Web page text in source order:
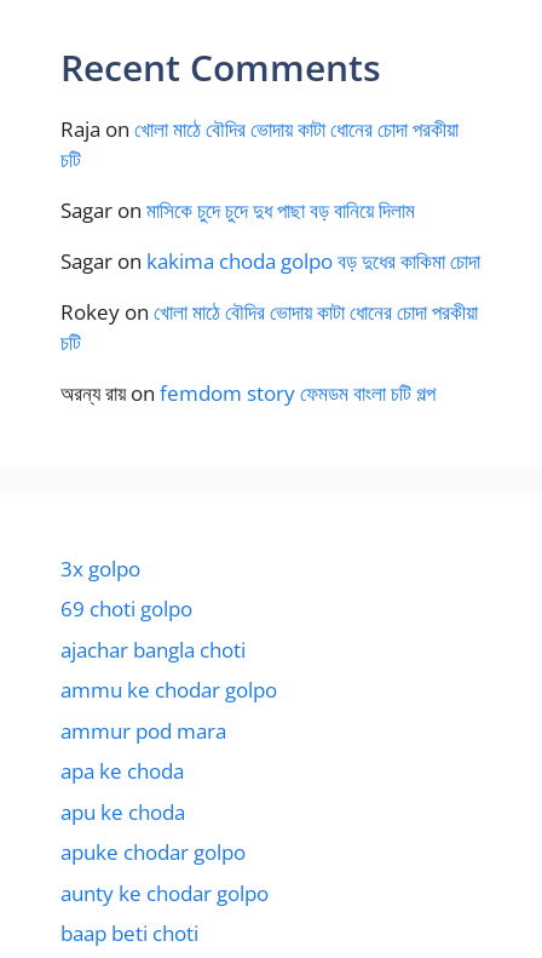
Recent Comments
Raja on খোলা মাঠে বৌদির ভোদায় কাটা ধোনের চোদা পরকীয়া
চটি
Sagar on মাসিকে চুদে চুদে দুধ পাছা বড় বানিয়ে দিলাম
Sagar on kakima choda golpo বড় দুধের কাকিমা চোদা
Rokey on খোলা মাঠে বৌদির ভোদায় কাটা ধোনের চোদা পরকীয়া
চটি
অরন্য রায়on femdom story ফেমডম বাংলা চটি গল্প
3x golpo
69 choti golpo
ajachar bangla choti
ammu ke chodar golpo
ammur pod mara
apa ke choda
apu ke choda
apuke chodar golpo
aunty ke chodar golpo
baap beti choti